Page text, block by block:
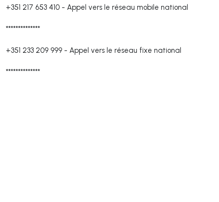
+351 217 653 410 - Appel vers le réseau mobile national
**************
+351 233 209 999 - Appel vers le réseau fixe national
**************